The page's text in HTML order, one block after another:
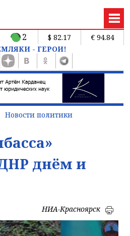
2 $ 82.17
€ 94.84
- ГЕРОИ!
Новости политики
днём и
НИА-Красноярск